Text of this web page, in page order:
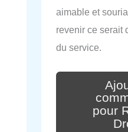
aimable et
revenir ce serait
du service.
pour